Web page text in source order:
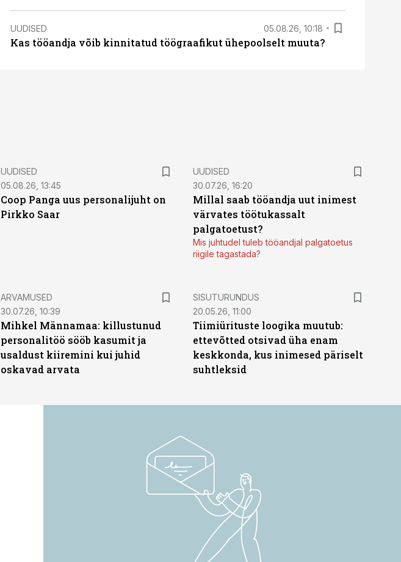
UUDISED 05.08.26, 10:18
Kas tööandja võib kinnitatud töögraafikut ühepoolselt muuta?
UUDISED
05.08.26, 13:45
Coop Panga uus personalijuht on
Pirkko Saar
UUDISED
30.07.26, 16:20
Millal saab tööandja uut inimest
värvates töötukassalt
palgatoetust?
Mis juhtudel tuleb tööandjal palgatoetus
riigile tagastada?
ARVAMUSED
30.07.26, 10:39
Mihkel Männamaa: killustunud
personalitöö sööb kasumit ja
usaldust kiiremini kui juhid
oskavad arvata
ST
SISUTURUNDUS
20.05.26, 11:00
Tiimiürituste loogika muutub:
ettevõtted otsivad üha enam
keskkonda, kus inimesed päriselt
suhtleksid